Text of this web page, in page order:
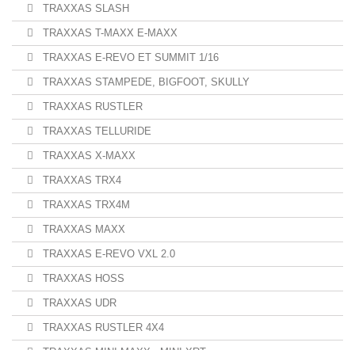
TRAXXAS SLASH
TRAXXAS T-MAXX E-MAXX
TRAXXAS E-REVO ET SUMMIT 1/16
TRAXXAS STAMPEDE, BIGFOOT, SKULLY
TRAXXAS RUSTLER
TRAXXAS TELLURIDE
TRAXXAS X-MAXX
TRAXXAS TRX4
TRAXXAS TRX4M
TRAXXAS MAXX
TRAXXAS E-REVO VXL 2.0
TRAXXAS HOSS
TRAXXAS UDR
TRAXXAS RUSTLER 4X4